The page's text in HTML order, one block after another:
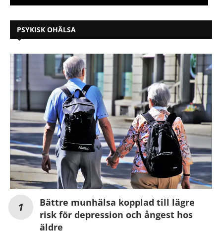
PSYKISK OHÄLSA
Bättre munhälsa kopplad till lägre
risk för depression och ångest hos
äldre